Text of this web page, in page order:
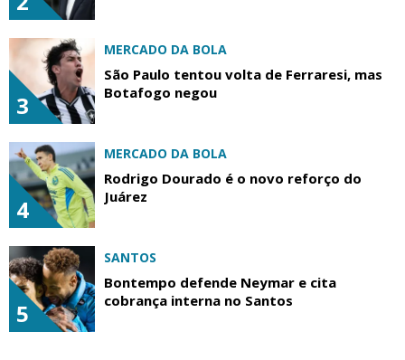
3
MERCADO DA BOLA
São Paulo tentou volta de Ferraresi, mas
Botafogo negou
4
MERCADO DA BOLA
Rodrigo Dourado é o novo reforço do
Juárez
5
SANTOS
Bontempo defende Neymar e cita
cobrança interna no Santos